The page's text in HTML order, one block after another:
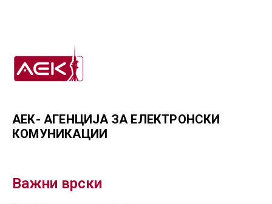
АЕК- АГЕНЦИЈА ЗА ЕЛЕКТРОНСКИ
КОМУНИКАЦИИ
Важни врски